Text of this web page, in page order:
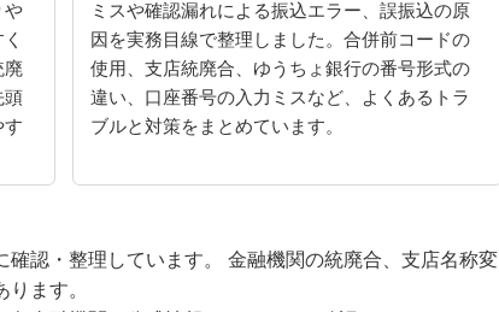
や
廃
頭
す
ミスや確認漏れによる振込エラー、誤振込の原
因を実務目線で整理しました。合併前コードの
使用、支店統廃合、ゆうちょ銀行の番号形式の
違い、口座番号の入力ミスなど、よくあるトラ
ブルと対策をまとめています。
認・整理しています。 金融機関の統廃合、支店名称変
ます。